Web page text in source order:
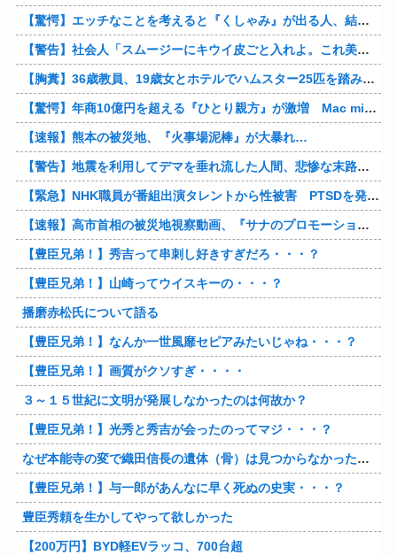
【驚愕】エッチなことを考えると『くしゃみ』が出る人、結構いると判明
【警告】社会人「スムージーにキウイ皮ごと入れよ。これ美容にいいんだよね〜」→ 結果…
【胸糞】36歳教員、19歳女とホテルでハムスター25匹を踏み潰すなどして逮捕
【驚愕】年商10億円を超える『ひとり親方』が激増 Mac miniを大量購入しAIを従業員に
【速報】熊本の被災地、『火事場泥棒』が大暴れ…
【警告】地震を利用してデマを垂れ流した人間、悲惨な末路を迎える…
【緊急】NHK職員が番組出演タレントから性被害 PTSDを発症し休職へ
【速報】高市首相の被災地視察動画、『サナのプロモーションビデオ』すぎて炎上
【豊臣兄弟！】秀吉って串刺し好きすぎだろ・・・？
【豊臣兄弟！】山崎ってウイスキーの・・・？
播磨赤松氏について語る
【豊臣兄弟！】なんか一世風靡セピアみたいじゃね・・・？
【豊臣兄弟！】画質がクソすぎ・・・・
３～１５世紀に文明が発展しなかったのは何故か？
【豊臣兄弟！】光秀と秀吉が会ったのってマジ・・・？
なぜ本能寺の変で織田信長の遺体（骨）は見つからなかったのか
【豊臣兄弟！】与一郎があんなに早く死ぬの史実・・・？
豊臣秀頼を生かしてやって欲しかった
【200万円】BYD軽EVラッコ、700台超